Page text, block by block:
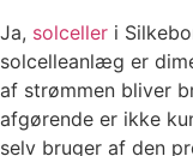
Ja, solceller i
solcelleanlæg er
af strømmen bliver
afgørende er ikke
selv bruger af den